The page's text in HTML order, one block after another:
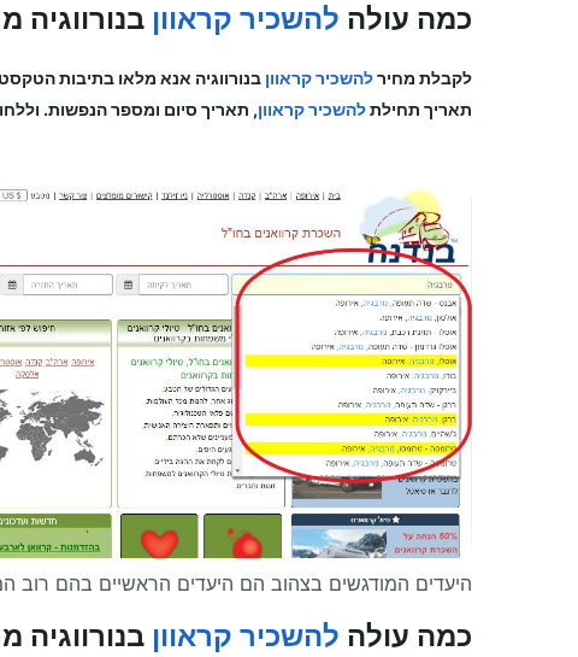
כמה עולה להשכיר קראוון בנורווגיה
לקבלת מחירלהשכיר קראוון בנורווגיה אנא מלאו בתיבות
תאריך תחילתלהשכיר קראוון, תאריך סיום ומספר הנפשות.
היעדים המודגשים בצהוב הם היעדים הראשיים בהם רוב
כמה עולה להשכיר קראוון בנורווגיה